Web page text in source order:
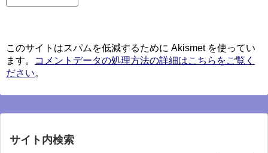
このサイトはスパムを低減するために Akismet を使ってい
ます。
コメントデータの処理方法の詳細はこちらをご覧く
ださい。
サイト内検索